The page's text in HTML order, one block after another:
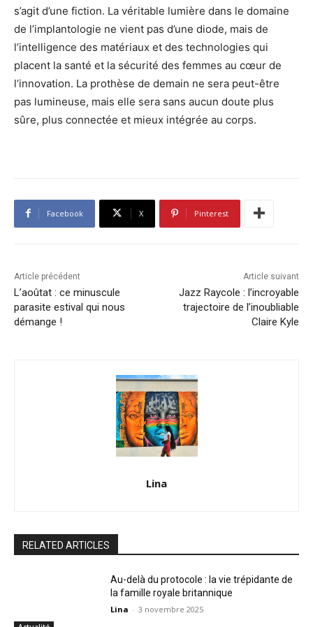
s’agit d’une fiction. La véritable lumière dans le domaine
de l’implantologie ne vient pas d’une diode, mais de
l’intelligence des matériaux et des technologies qui
placent la santé et la sécurité des femmes au cœur de
l’innovation. La prothèse de demain ne sera peut-être
pas lumineuse, mais elle sera sans aucun doute plus
sûre, plus connectée et mieux intégrée au corps.
Facebook X Pinterest
Article précédent
L’aoûtat : ce minuscule
parasite estival qui nous
démange !
Article suivant
Jazz Raycole : l’incroyable
trajectoire de l’inoubliable
Claire Kyle
Lina
RELATED ARTICLES
Au-delà du protocole : la vie trépidante de
la famille royale britannique
Lina - 3 novembre 2025